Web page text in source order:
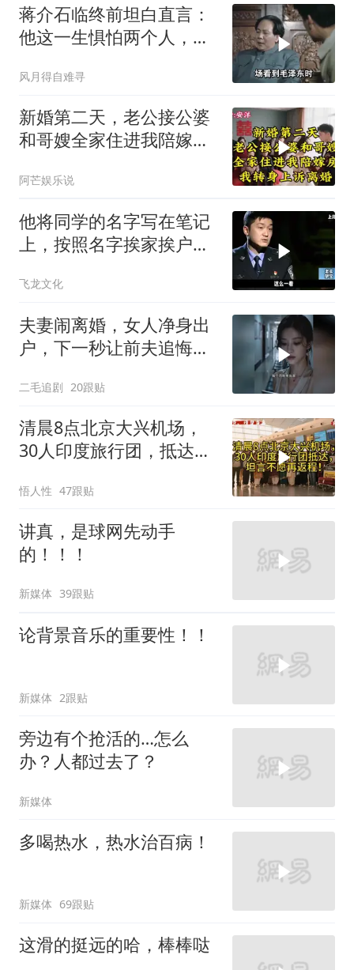
蒋介石临终前坦白直言：
他这一生惧怕两个人，却
风月得自难寻
新婚第二天，老公接公婆
和哥嫂全家住进我陪嫁房
阿芒娱乐说
他将同学的名字写在笔记
上，按照名字挨家挨户去
飞龙文化
夫妻闹离婚，女人净身出
户，下一秒让前夫追悔莫
二毛追剧 20跟贴
清晨8点北京大兴机场，
30人印度旅行团，抵达，
悟人性 47跟贴
讲真，是球网先动手
的！！！
新媒体 39跟贴
论背景音乐的重要性！！
新媒体 2跟贴
旁边有个抢活的…怎么
办？人都过去了？
新媒体
多喝热水，热水治百病！
新媒体 69跟贴
这滑的挺远的哈，棒棒哒